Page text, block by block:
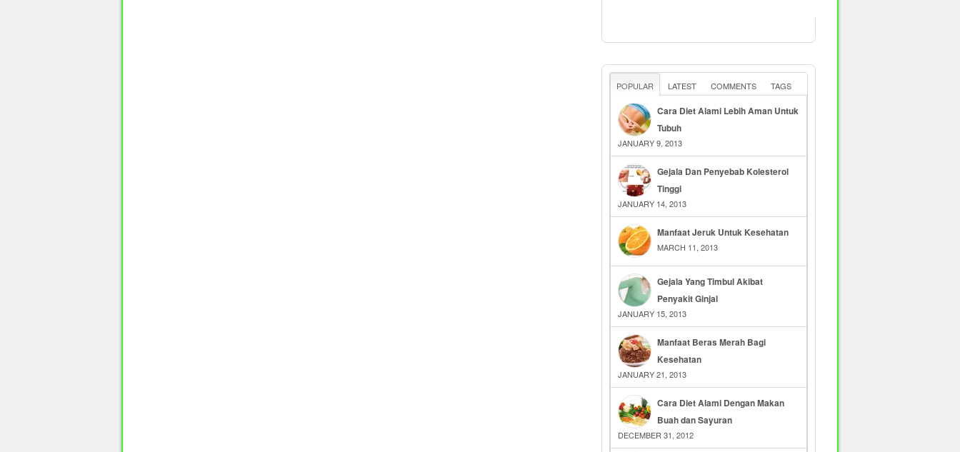
POPULAR LATEST COMMENTS TAGS
Cara Diet Alami Lebih Aman Untuk
Tubuh
JANUARY 9, 2013
Gejala Dan Penyebab Kolesterol
Tinggi
JANUARY 14, 2013
Manfaat Jeruk Untuk Kesehatan
MARCH 11, 2013
Gejala Yang Timbul Akibat
Penyakit Ginjal
JANUARY 15, 2013
Manfaat Beras Merah Bagi
Kesehatan
JANUARY 21, 2013
Cara Diet Alami Dengan Makan
Buah dan Sayuran
DECEMBER 31, 2012